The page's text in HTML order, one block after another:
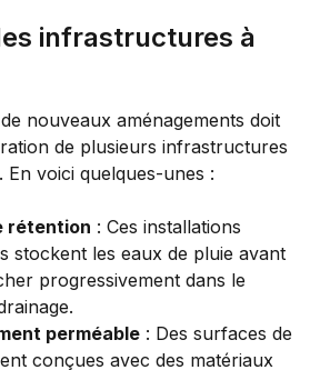
infrastructures à
nouveaux aménagements doit
de plusieurs infrastructures
En voici quelques-unes :
rétention : Ces installations
stockent les eaux de pluie avant
progressivement dans le
perméable : Des surfaces de
conçues avec des matériaux